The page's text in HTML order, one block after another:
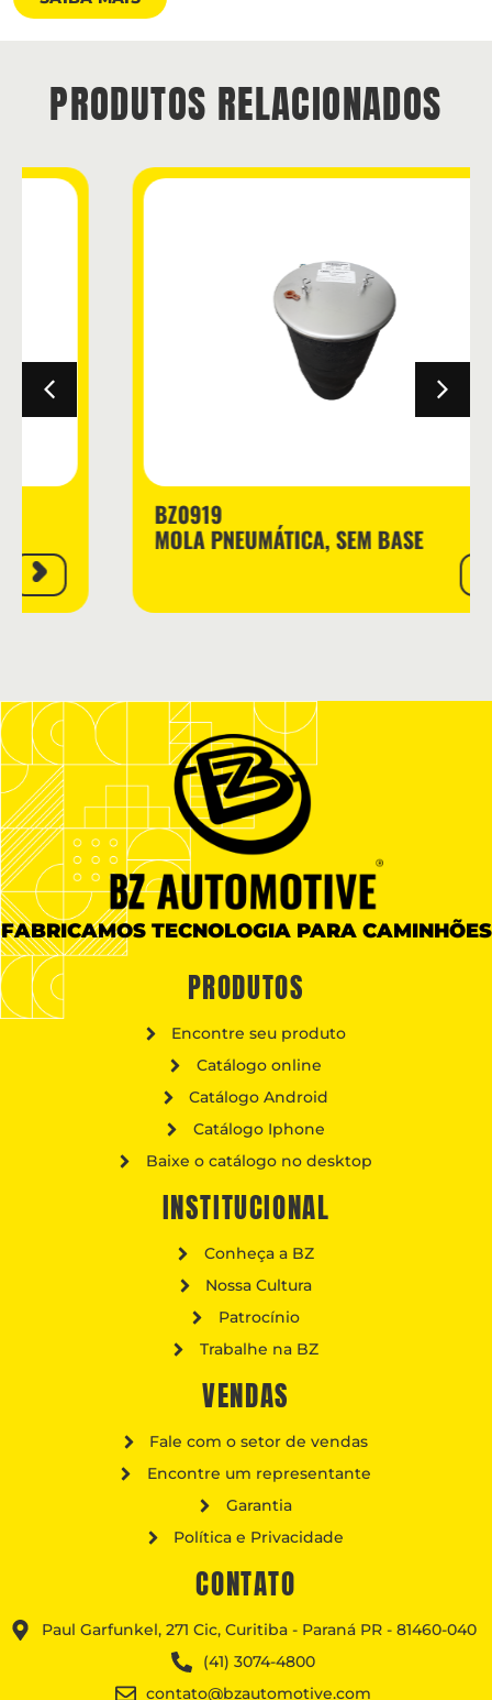
PRODUTOS RELACIONADOS
MOLA PNEUMÁTICA, SEM BASE
FABRICAMOS TECNOLOGIA PARA CAMINHÕES
PRODUTOS
Encontre seu produto
Catálogo online
Catálogo Android
Catálogo Iphone
Baixe o catálogo no desktop
INSTITUCIONAL
Conheça a BZ
Nossa Cultura
Patrocínio
Trabalhe na BZ
VENDAS
Fale com o setor de vendas
Encontre um representante
Garantia
Política e Privacidade
CONTATO
Paul Garfunkel, 271 Cic, Curitiba - Paraná PR - 81460-040
(41) 3074-4800
contato@bzautomotive.com